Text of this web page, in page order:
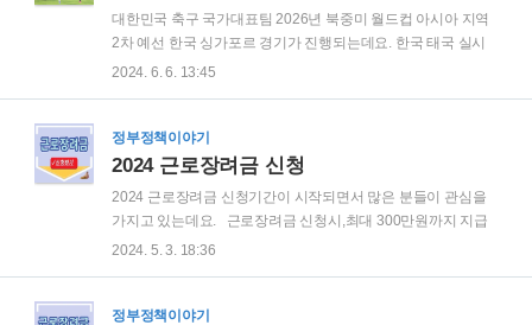
는 한국이 중국을 상대로 결정적인 3-0 승리를 거뒀다. 역사적
으로 한국은 중국을 상대로 22승 13무 2패에 그치며 대회를 압
도했다. 한국은 5차전에서 싱가포르를 7-0으로 꺾고 이미 조 1
위를 확보..
대한민국 축구 국가대표팀 2026년 북중미 월드컵 아시아 지역
2차 예선 한국 싱가포르 경기가 진행되는데요. 한국 태국 실시
간 중계 시청바로 확인 가능합니다. 한국 싱가포르 중계 시청하
중미 월드컵 아시아 2차 예선 C조 5차전을 앞두고 '완전체' 훈련
을 진행했다. 4일 오후, 한국 대표팀은 싱가포르 비샨 스타디움
훈련은 처음으로 23명의 태극전사가 모두 모인 가운데 진행되
었다. 전날에는 20명의 선수만 참가한 첫 훈련을 진행했지만, K
리그1 경기를 치르고 뒤늦게 합류한 최준(서울)과 황재원(대구),
그리고 홍현석(..
2024. 6. 6. 13:45
정부정책이야기
2024 근로장려금 신청
2024 근로장려금 신청기간이 시작되면서 많은 분들이 관심을
가지고 있는데요. 근로장려금 신청시,최대 300만원까지 지급
받을 수 있습니다. 근로장려금 신청하기 근로장려금 신청은
신청시 자격요건 및 신청방법, 지급기간 등에 대한 궁금증을 가
2024. 5. 3. 18:36
정부정책이야기